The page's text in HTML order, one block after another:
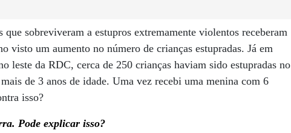
sobreviveram a estupros extremamente violentos receberam
visto um aumento no número de crianças estupradas. Já em
leste da RDC, cerca de 250 crianças haviam sido estupradas no
de 3 anos de idade. Uma vez recebi uma menina com 6
isso?
Pode explicar isso?